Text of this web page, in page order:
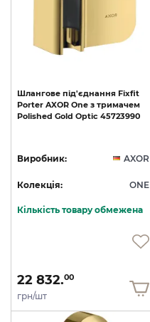
Шлангове під'єднання Fixfit
Porter AXOR One з тримачем
Polished Gold Optic 45723990
Виробник: AXOR
Колекція: ONE
Кількість товару обмежена
22 832.00
грн/шт